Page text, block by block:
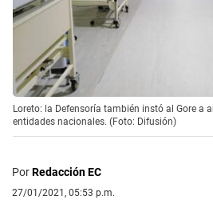
Loreto: la Defensoría también instó al Gore a
entidades nacionales. (Foto: Difusión)
PorRedacción EC
27/01/2021, 05:53 p.m.